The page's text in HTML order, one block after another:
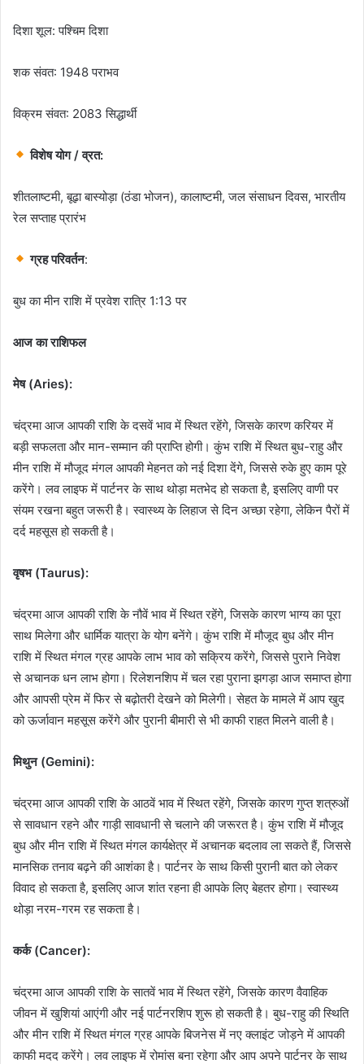
दिशा शूल: पश्चिम दिशा
शक संवत: 1948 पराभव
विक्रम संवत: 2083 सिद्धार्थी
विशेष योग / व्रत:
शीतलाष्टमी, बूढ़ा बास्योड़ा (ठंडा भोजन), कालाष्टमी, जल संसाधन दिवस, भारतीय
रेल सप्ताह प्रारंभ
ग्रह परिवर्तन:
बुध का मीन राशि में प्रवेश रात्रि 1:13 पर
आज का राशिफल
मेष (Aries):
चंद्रमा आज आपकी राशि के दसवें भाव में स्थित रहेंगे, जिसके कारण करियर में
बड़ी सफलता और मान-सम्मान की प्राप्ति होगी। कुंभ राशि में स्थित बुध-राहु और
मीन राशि में मौजूद मंगल आपकी मेहनत को नई दिशा देंगे, जिससे रुके हुए काम पूरे
करेंगे। लव लाइफ में पार्टनर के साथ थोड़ा मतभेद हो सकता है, इसलिए वाणी पर
संयम रखना बहुत जरूरी है। स्वास्थ्य के लिहाज से दिन अच्छा रहेगा, लेकिन पैरों में
दर्द महसूस हो सकती है।
वृषभ (Taurus):
चंद्रमा आज आपकी राशि के नौवें भाव में स्थित रहेंगे, जिसके कारण भाग्य का पूरा
साथ मिलेगा और धार्मिक यात्रा के योग बनेंगे। कुंभ राशि में मौजूद बुध और मीन
राशि में स्थित मंगल ग्रह आपके लाभ भाव को सक्रिय करेंगे, जिससे पुराने निवेश
से अचानक धन लाभ होगा। रिलेशनशिप में चल रहा पुराना झगड़ा आज समाप्त होगा
और आपसी प्रेम में फिर से बढ़ोतरी देखने को मिलेगी। सेहत के मामले में आप खुद
को ऊर्जावान महसूस करेंगे और पुरानी बीमारी से भी काफी राहत मिलने वाली है।
मिथुन (Gemini):
चंद्रमा आज आपकी राशि के आठवें भाव में स्थित रहेंगे, जिसके कारण गुप्त शत्रुओं
से सावधान रहने और गाड़ी सावधानी से चलाने की जरूरत है। कुंभ राशि में मौजूद
बुध और मीन राशि में स्थित मंगल कार्यक्षेत्र में अचानक बदलाव ला सकते हैं, जिससे
मानसिक तनाव बढ़ने की आशंका है। पार्टनर के साथ किसी पुरानी बात को लेकर
विवाद हो सकता है, इसलिए आज शांत रहना ही आपके लिए बेहतर होगा। स्वास्थ्य
थोड़ा नरम-गरम रह सकता है।
कर्क (Cancer):
चंद्रमा आज आपकी राशि के सातवें भाव में स्थित रहेंगे, जिसके कारण वैवाहिक
जीवन में खुशियां आएंगी और नई पार्टनरशिप शुरू हो सकती है। बुध-राहु की स्थिति
और मीन राशि में स्थित मंगल ग्रह आपके बिजनेस में नए क्लाइंट जोड़ने में आपकी
काफी मदद करेंगे। लव लाइफ में रोमांस बना रहेगा और आप अपने पार्टनर के साथ